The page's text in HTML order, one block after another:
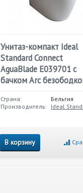
Унитаз-компакт Ideal
Standard Connect
AguaBlade E039701 с
бачком Arc
Страна:
Бельгия
Производитель: Ideal
В корзину